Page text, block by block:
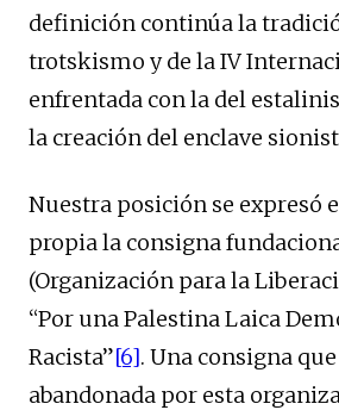
definición continúa la
trotskismo y de la IV
enfrentada con la del
la creación del enclave
Nuestra posición se expresó
propia la consigna
(Organización para la
“Por una Palestina Laica
Racista”[6]. Una consigna
abandonada por esta